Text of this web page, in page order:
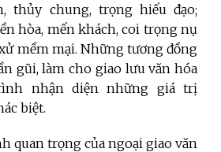
thủy chung, trọng hiếu đạo;
hòa, mến khách, coi trọng nụ
mềm mại. Những tương đồng
gũi, làm cho giao lưu văn hóa
nhận diện những giá trị
biệt.
quan trọng của ngoại giao văn